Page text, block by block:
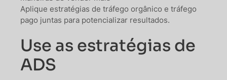
Aplique estratégias de tráfego orgânico e tráfego
pago juntas para potencializar resultados.
Use as estratégias de
ADS